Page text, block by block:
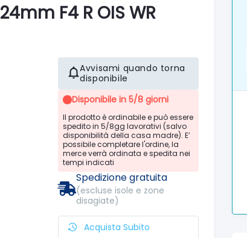
F4 R OIS WR
Avvisami quando torna
disponibile
Disponibile in 5/8 giorni
Il prodotto è ordinabile e può essere
spedito in 5/8gg lavorativi (salvo
disponibilità della casa madre). E’
possibile completare l'ordine, la
merce verrà ordinata e spedita nei
tempi indicati
Spedizione gratuita
(escluse isole e zone
disagiate)
Acquista Subito